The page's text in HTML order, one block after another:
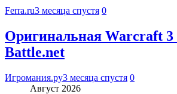
Ferra.ru3 месяца спустя 0
Оригинальная Warcraft 3
Battle.net
Игромания.ру3 месяца спустя 0
Август 2026